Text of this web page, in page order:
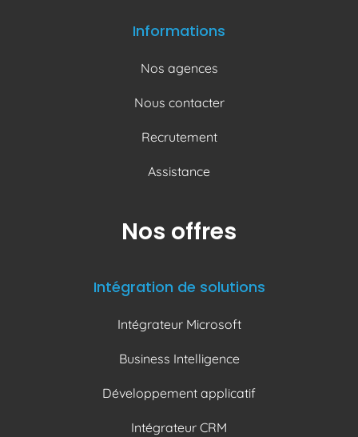
Informations
Nos agences
Nous contacter
Recrutement
Assistance
Nos offres
Intégration de solutions
Intégrateur Microsoft
Business Intelligence
Développement applicatif
Intégrateur CRM